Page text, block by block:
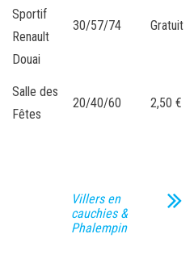
Sportif
Renault
Douai
30/57/74 Gratuit
Salle des
Fêtes
20/40/60 2,50 €
Villers en
cauchies &
Phalempin